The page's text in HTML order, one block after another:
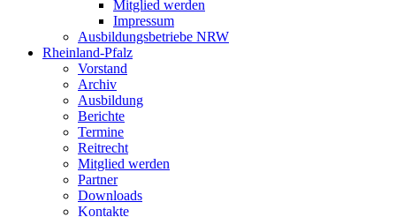
Mitglied werden
Impressum
Ausbildungsbetriebe NRW
Rheinland-Pfalz
Vorstand
Archiv
Ausbildung
Berichte
Termine
Reitrecht
Mitglied werden
Partner
Downloads
Kontakte